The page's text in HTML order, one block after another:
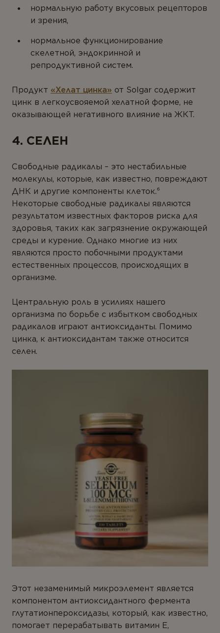
нормальную работу вкусовых рецепторов
и зрения,
нормальное функционирование
скелетной, эндокринной и
репродуктивной систем.
Продукт «Хелат цинка» от Solgar содержит
цинк в легкоусвояемой хелатной форме, не
оказывающей негативного влияние на ЖКТ.
4. СЕЛЕН
Свободные радикалы – это нестабильные
молекулы, которые, как известно, повреждают
ДНК и другие компоненты клеток.⁶
Некоторые свободные радикалы являются
результатом известных факторов риска для
здоровья, таких как загрязнение окружающей
среды и курение. Однако многие из них
являются просто побочными продуктами
естественных процессов, происходящих в
организме.
Центральную роль в усилиях нашего
организма по борьбе с избытком свободных
радикалов играют антиоксиданты. Помимо
цинка, к антиоксидантам также относится
селен.
Этот незаменимый микроэлемент является
компонентом антиоксидантного фермента
глутатионпероксидазы, который, как известно,
помогает перерабатывать витамин Е,